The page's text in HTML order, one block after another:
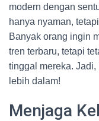
modern dengan
hanya nyaman,
Banyak orang ingin
tren terbaru, tetapi
tinggal mereka.
lebih dalam!
Menjaga